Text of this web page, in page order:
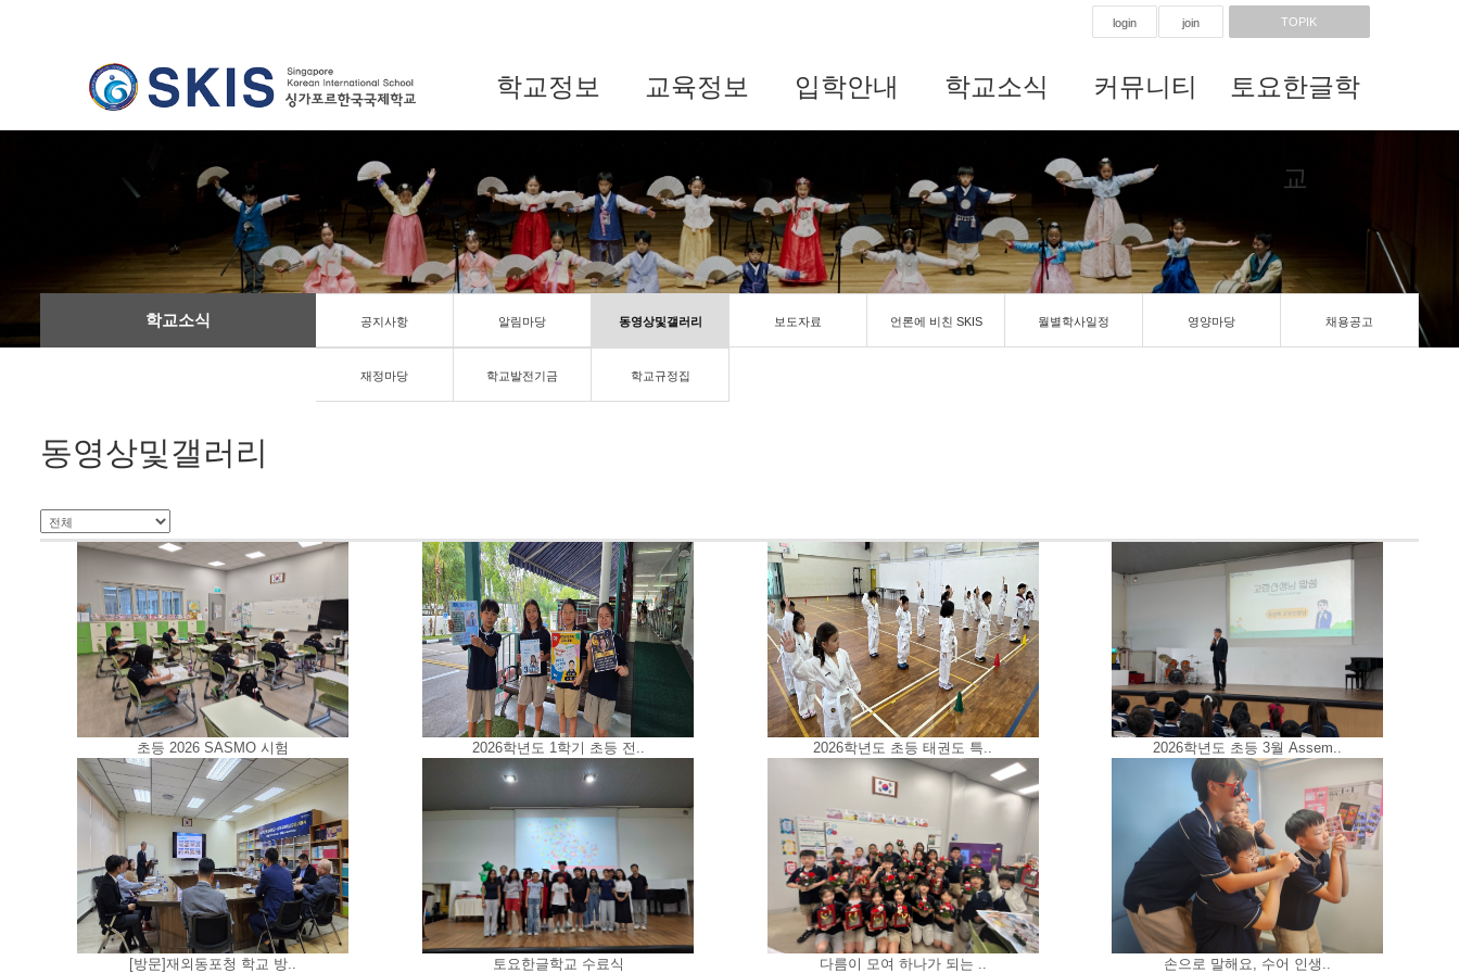
login join TOPIK
학교정보 교육정보 입학안내 학교소식 커뮤니티 토요한글학
교
학교소식 공지사항 알림마당 동영상및갤러리 보도자료 언론에 비친 SKIS 월별학사일정 영양마당 채용공고
재정마당 학교발전기금 학교규정집
동영상및갤러리
초등 2026 SASMO 시험 2026학년도 1학기 초등 전.. 2026학년도 초등 태권도 특.. 2026학년도 초등 3월 Assem..
[방문]재외동포청 학교 방.. 토요한글학교 수료식 다름이 모여 하나가 되는 .. 손으로 말해요, 수어 인생..